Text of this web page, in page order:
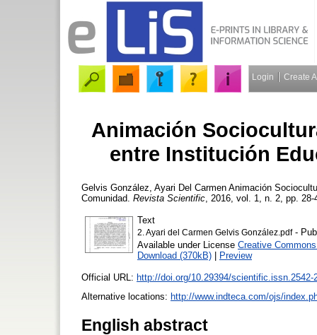
Login Create
Animación
entre Institución
Gelvis González, Ayari Del Carmen Animación
Comunidad. Revista Scientific , 2016, vol. 1, n. 2, pp.
Text
2. Ayari del Carmen Gelvis González.pdf-
Available under License Creative
Download (370kB) | Preview
Official URL: http://doi.org/10.29394/scientific.issn.2542-
Alternative locations: http://www.indteca.com/ojs/
English abstract